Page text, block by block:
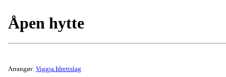
Åpen hytte
Arrangør: Viggja Idrettslag